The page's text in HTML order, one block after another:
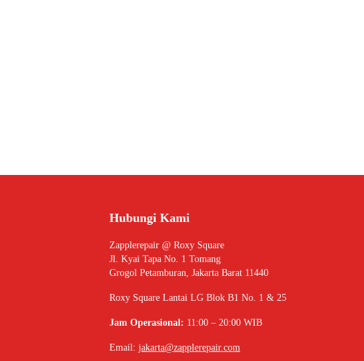
Hubungi Kami
Zapplerepair @ Roxy Square
Jl. Kyai Tapa No. 1 Tomang
Grogol Petamburan, Jakarta Barat 11440
Roxy Square Lantai LG Blok B1 No. 1 & 25
Jam Operasional: 11:00 – 20:00 WIB
Email: jakarta@zapplerepair.com